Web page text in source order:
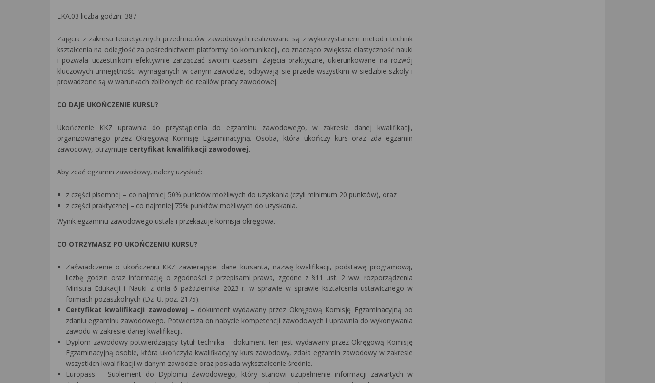
EKA.03 liczba godzin: 387
Zajęcia z zakresu teoretycznych przedmiotów zawodowych realizowane są z wykorzystaniem metod i technik
kształcenia na odległość za pośrednictwem platformy do komunikacji, co znacząco zwiększa elastyczność nauki
i pozwala uczestnikom efektywnie zarządzać swoim czasem. Zajęcia praktyczne, ukierunkowane na rozwój
kluczowych umiejętności wymaganych w danym zawodzie, odbywają się przede wszystkim w siedzibie szkoły i
prowadzone są w warunkach zbliżonych do realiów pracy zawodowej.
CO DAJE UKOŃCZENIE KURSU?
Ukończenie KKZ uprawnia do przystąpienia do egzaminu zawodowego, w zakresie danej kwalifikacji,
organizowanego przez Okręgową Komisję Egzaminacyjną. Osoba, która ukończy kurs oraz zda egzamin
zawodowy, otrzymuje certyfikat kwalifikacji zawodowej.
Aby zdać egzamin zawodowy, należy uzyskać:
z części pisemnej – co najmniej 50% punktów możliwych do uzyskania (czyli minimum 20 punktów), oraz
z części praktycznej – co najmniej 75% punktów możliwych do uzyskania.
Wynik egzaminu zawodowego ustala i przekazuje komisja okręgowa.
CO OTRZYMASZ PO UKOŃCZENIU KURSU?
Zaświadczenie o ukończeniu KKZ zawierające: dane kursanta, nazwę kwalifikacji, podstawę programową,
liczbę godzin oraz informację o zgodności z przepisami prawa, zgodne z §11 ust. 2 ww. rozporządzenia
Ministra Edukacji i Nauki z dnia 6 października 2023 r. w sprawie w sprawie kształcenia ustawicznego w
formach pozaszkolnych (Dz. U. poz. 2175).
Certyfikat kwalifikacji zawodowej – dokument wydawany przez Okręgową Komisję Egzaminacyjną po
zdaniu egzaminu zawodowego. Potwierdza on nabycie kompetencji zawodowych i uprawnia do wykonywania
zawodu w zakresie danej kwalifikacji.
Dyplom zawodowy potwierdzający tytuł technika – dokument ten jest wydawany przez Okręgową Komisję
Egzaminacyjną osobie, która ukończyła kwalifikacyjny kurs zawodowy, zdała egzamin zawodowy w zakresie
wszystkich kwalifikacji w danym zawodzie oraz posiada wykształcenie średnie.
Europass – Suplement do Dyplomu Zawodowego, który stanowi uzupełnienie informacji zawartych w